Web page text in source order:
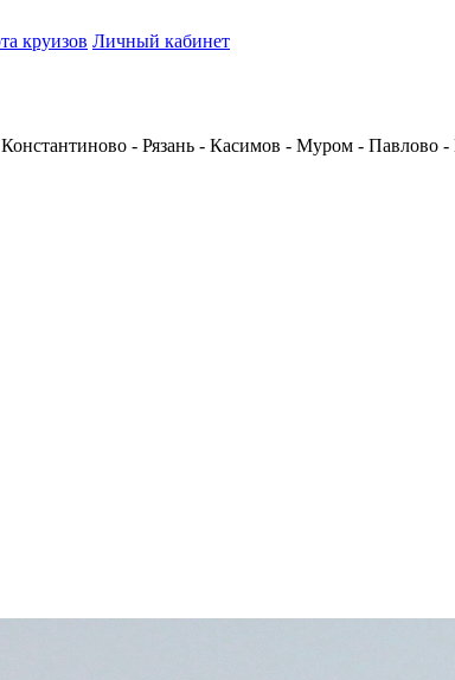
круизов Личный кабинет
- Рязань - Касимов - Муром - Павлово